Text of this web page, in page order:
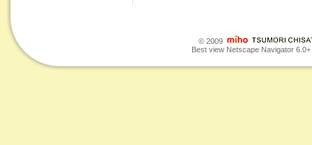
© 2009
Best view Netscape Navigator